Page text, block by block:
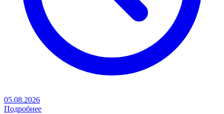
05.08.2026
Подробнее